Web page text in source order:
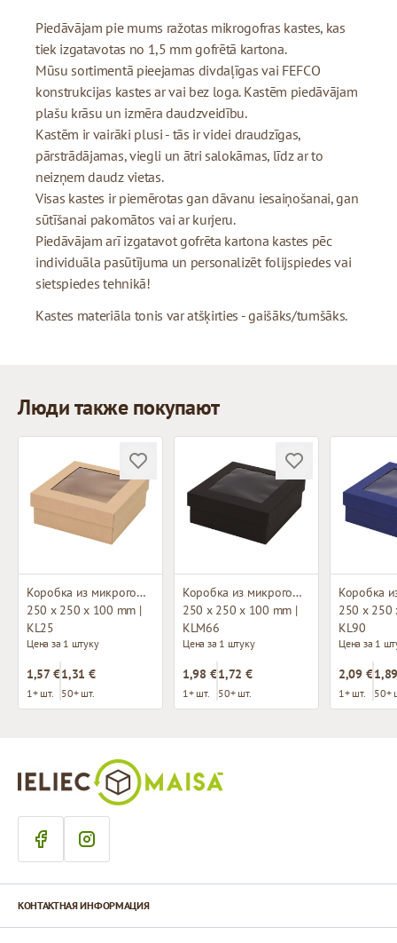
Piedāvājam pie mums ražotas mikrogofras kastes, kas
tiek izgatavotas no 1,5 mm gofrētā kartona.
Mūsu sortimentā pieejamas divdaļīgas vai FEFCO
konstrukcijas kastes ar vai bez loga. Kastēm piedāvājam
plašu krāsu un izmēra daudzveidību.
Kastēm ir vairāki plusi - tās ir videi draudzīgas,
pārstrādājamas, viegli un ātri salokāmas, līdz ar to
neizņem daudz vietas.
Visas kastes ir piemērotas gan dāvanu iesaiņošanai, gan
sūtīšanai pakomātos vai ar kurjeru.
Piedāvājam arī izgatavot gofrēta kartona kastes pēc
individuāla pasūtījuma un personalizēt folijspiedes vai
sietspiedes tehnikā!
Kastes materiāla tonis var atšķirties - gaišāks/tumšāks.
Люди также покупают
Коробка из микрогофрокартона с окном
250 x 250 x 100 mm |
KL25
Цена за 1 штуку
1,57 €
1+ шт.
1,31 €
50+ шт.
Коробка из микрогофрокартона с окном
250 x 250 x 100 mm |
KLM66
Цена за 1 штуку
1,98 €
1+ шт.
1,72 €
50+ шт.
250 x 250
KL90
Цена за 1
2,09 €
1+ шт. 50+
КОНТАКТНАЯ ИНФОРМАЦИЯ